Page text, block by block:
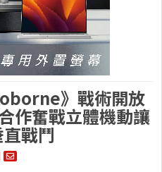
》戰術開放
作奮戰立體機動讓
戰鬥